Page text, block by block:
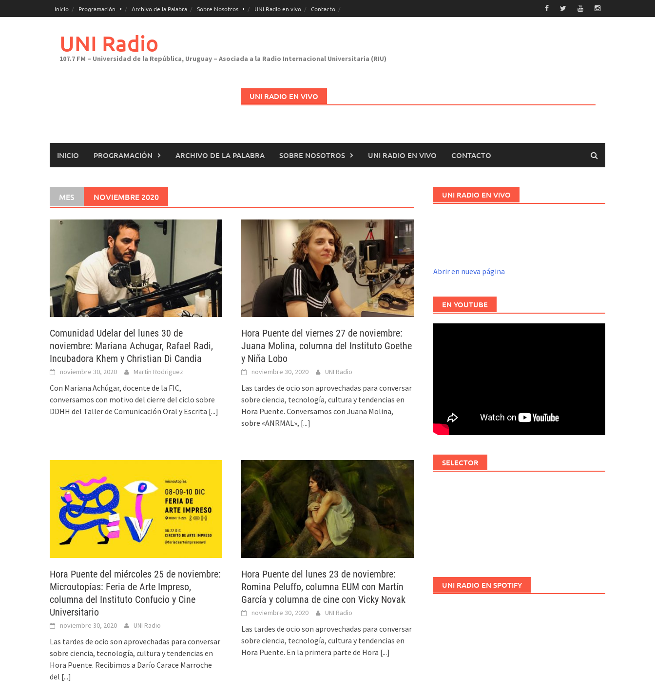
al
Inicio Programación Archivo de la Palabra Sobre Nosotros UNI Radio en vivo Contacto
UNI Radio
107.7 FM – Universidad de la República, Uruguay – Asociada a la Radio Internacional Universitaria (RIU)
UNI RADIO EN VIVO
INICIO PROGRAMACIÓN ARCHIVO DE LA PALABRA SOBRE NOSOTROS UNI RADIO EN VIVO CONTACTO
MES NOVIEMBRE 2020
Comunidad Udelar del lunes 30 de
noviembre: Mariana Achugar, Rafael Radi,
Incubadora Khem y Christian Di Candia
noviembre 30, 2020 Martin Rodriguez
Con Mariana Achúgar, docente de la FIC,
conversamos con motivo del cierre del ciclo sobre
DDHH del Taller de Comunicación Oral y Escrita [...]
Hora Puente del viernes 27 de noviembre:
Juana Molina, columna del Instituto Goethe
y Niña Lobo
noviembre 30, 2020 UNI Radio
Las tardes de ocio son aprovechadas para conversar
sobre ciencia, tecnología, cultura y tendencias en
Hora Puente. Conversamos con Juana Molina,
sobre «ANRMAL», [...]
Hora Puente del miércoles 25 de noviembre:
Microutopías: Feria de Arte Impreso,
columna del Instituto Confucio y Cine
Universitario
noviembre 30, 2020 UNI Radio
Las tardes de ocio son aprovechadas para conversar
sobre ciencia, tecnología, cultura y tendencias en
Hora Puente. Recibimos a Darío Carace Marroche
del [...]
Hora Puente del lunes 23 de noviembre:
Romina Peluffo, columna EUM con Martín
García y columna de cine con Vicky Novak
noviembre 30, 2020 UNI Radio
Las tardes de ocio son aprovechadas para conversar
sobre ciencia, tecnología, cultura y tendencias en
Hora Puente. En la primera parte de Hora [...]
UNI RADIO EN VIVO
Abrir en nueva página
EN YOUTUBE
SELECTOR
UNI RADIO EN SPOTIFY